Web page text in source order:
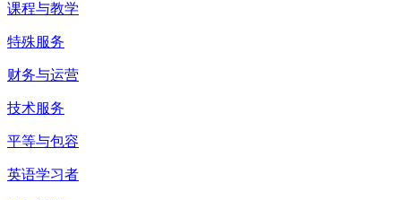
课程与教学
特殊服务
财务与运营
技术服务
平等与包容
英语学习者